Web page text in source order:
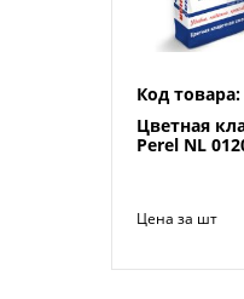
Код товара:
Цветная
Perel NL
Цена за шт